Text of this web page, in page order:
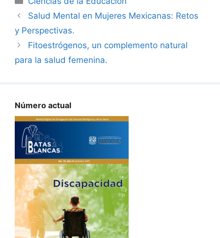
Salud Mental en Mujeres Mexicanas: Retos
y Perspectivas.
Fitoestrógenos, un complemento natural
para la salud femenina.
Número actual